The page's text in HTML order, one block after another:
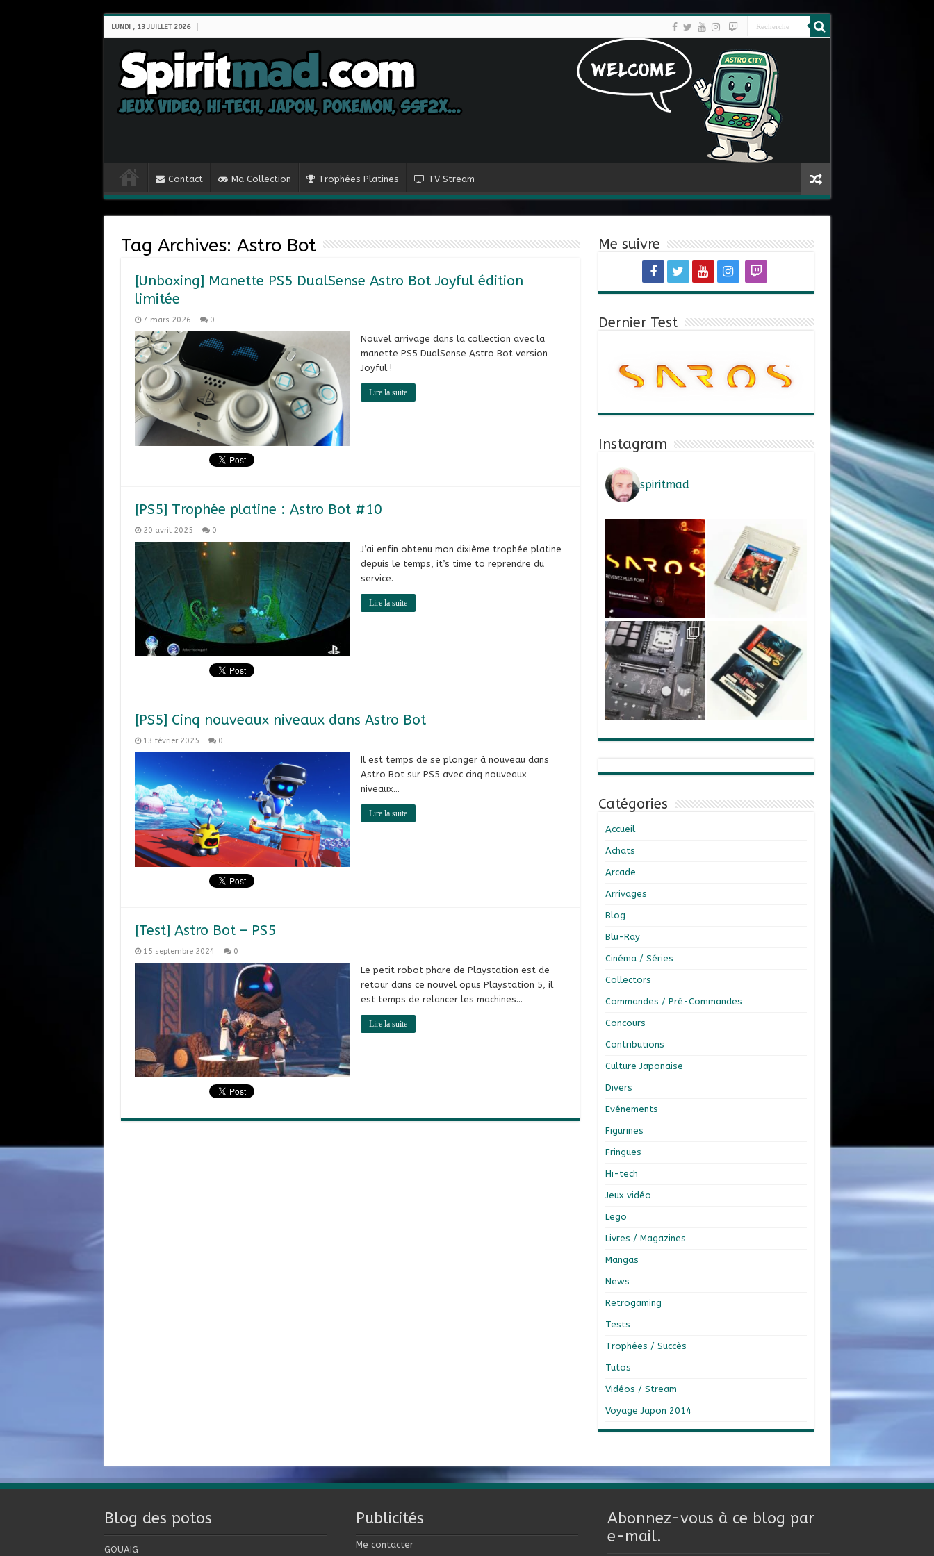
LUNDI , 13 JUILLET 2026
Contact Ma Collection Trophées Platines TV Stream
Tag Archives: Astro Bot
[Unboxing] Manette PS5 DualSense Astro Bot Joyful édition
limitée
7 mars 2026 0
Nouvel arrivage dans la collection avec la
manette PS5 DualSense Astro Bot version
Joyful !
Lire la suite
[PS5] Trophée platine : Astro Bot #10
20 avril 2025 0
J’ai enfin obtenu mon dixième trophée platine
depuis le temps, it’s time to reprendre du
service.
Lire la suite
[PS5] Cinq nouveaux niveaux dans Astro Bot
13 février 2025 0
Il est temps de se plonger à nouveau dans
Astro Bot sur PS5 avec cinq nouveaux
niveaux…
Lire la suite
[Test] Astro Bot – PS5
15 septembre 2024 0
Le petit robot phare de Playstation est de
retour dans ce nouvel opus Playstation 5, il
est temps de relancer les machines…
Lire la suite
Me suivre
Dernier Test
Instagram
spiritmad
Catégories
Accueil
Achats
Arcade
Arrivages
Blog
Blu-Ray
Cinéma / Séries
Collectors
Commandes / Pré-Commandes
Concours
Contributions
Culture Japonaise
Divers
Evénements
Figurines
Fringues
Hi-tech
Jeux vidéo
Lego
Livres / Magazines
Mangas
News
Retrogaming
Tests
Trophées / Succès
Tutos
Vidéos / Stream
Voyage Japon 2014
Blog des potos
GOUAIG
Publicités
Me contacter
Abonnez-vous à ce blog par
e-mail.